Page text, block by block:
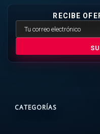
RECIBE
CATEGORÍAS